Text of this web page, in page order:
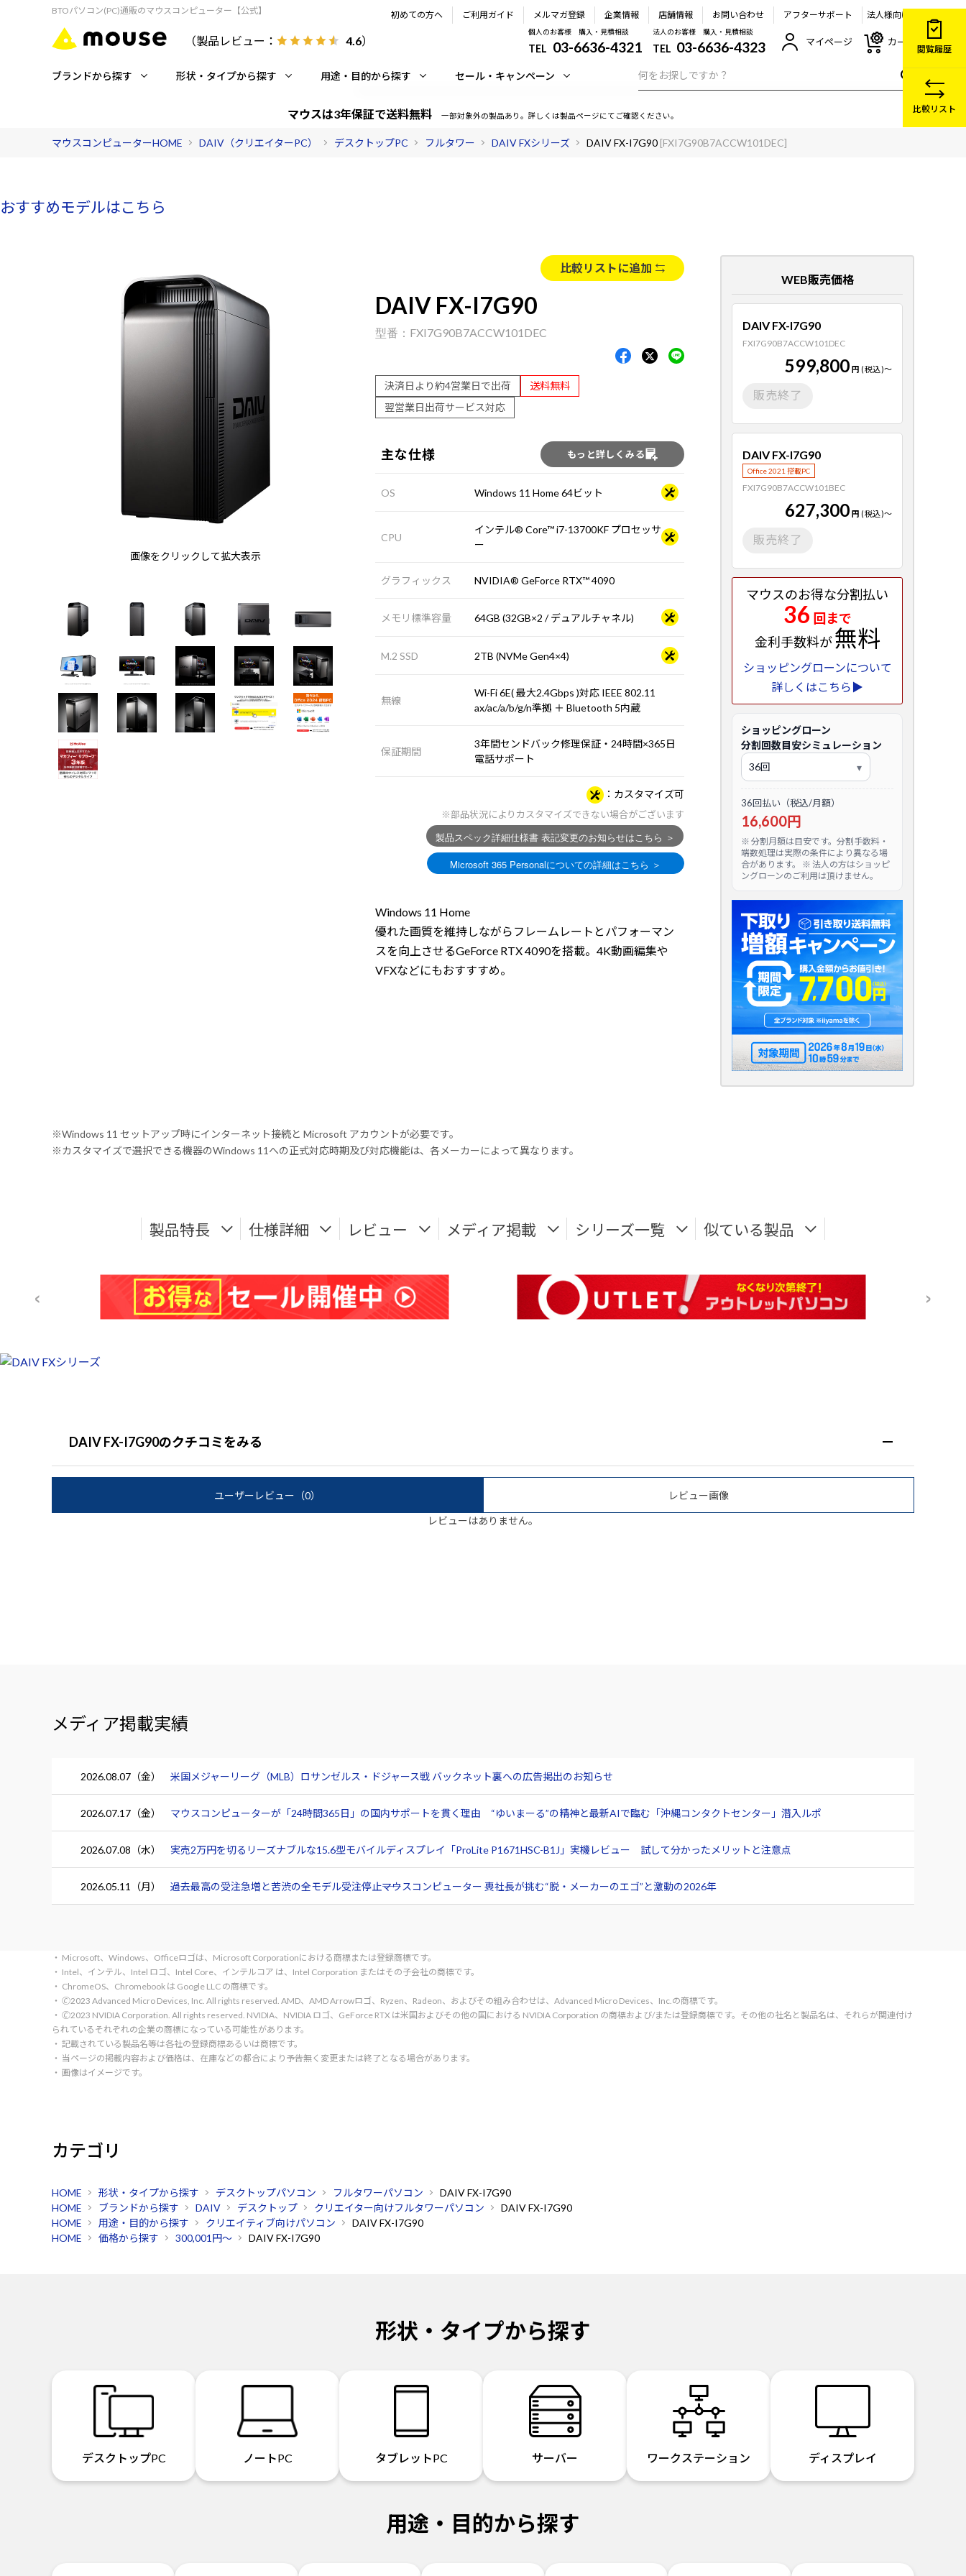
BTOパソコン(PC)通販のマウスコンピューター【公式】
（製品レビュー： 4.6）
初めての方へ ご利用ガイド メルマガ登録 企業情報 店舗情報 お問い合わせ アフターサポート 法人様向け
個人のお客様 購入・見積相談
TEL 03-6636-4321
法人のお客様 購入・見積相談
TEL 03-6636-4323 マイページ カート
ブランドから探す 形状・タイプから探す 用途・目的から探す セール・キャンペーン
マウスは3年保証で送料無料 一部対象外の製品あり。詳しくは製品ページにてご確認ください。
マウスコンピューターHOME DAIV（クリエイターPC） デスクトップPC フルタワー DAIV FXシリーズ DAIV FX-I7G90 [FXI7G90B7ACCW101DEC]
おすすめモデルはこちら
画像をクリックして拡大表示
比較リストに追加
DAIV FX-I7G90
FXI7G90B7ACCW101DEC
決済日より約4営業日で出荷
送料無料
翌営業日出荷サービス対応
主な仕様 もっと詳しくみる
OS Windows 11 Home 64ビット
CPU
インテル® Core™ i7-13700KF プロセッサ
ー
グラフィックス NVIDIA® GeForce RTX™ 4090
メモリ標準容量 64GB (32GB×2 / デュアルチャネル)
M.2 SSD 2TB (NVMe Gen4×4)
無線
Wi-Fi 6E( 最大2.4Gbps )対応 IEEE 802.11
ax/ac/a/b/g/n準拠 ＋ Bluetooth 5内蔵
保証期間
3年間センドバック修理保証・24時間×365日
電話サポート
カスタマイズ可
※部品状況によりカスタマイズできない場合がございます
Windows 11 Home
優れた画質を維持しながらフレームレートとパフォーマン
スを向上させるGeForce RTX 4090を搭載。4K動画編集や
VFXなどにもおすすすめ。
WEB販売価格
DAIV FX-I7G90
FXI7G90B7ACCW101DEC
599,800 円 (税込)～
販売終了
DAIV FX-I7G90
Office 2021 搭載PC
FXI7G90B7ACCW101BEC
627,300 円 (税込)～
販売終了
マウスのお得な分割払い
36 回まで
金利手数料が無料
ショッピングローンについて
詳しくはこちら▶
ショッピングローン
分割回数目安シミュレーション
36回払い（税込/月額）
16,600円
※ 分割月額は目安です。分割手数料・
端数処理は実際の条件により異なる場
合があります。 ※ 法人の方はショッピ
ングローンのご利用は頂けません。
※Windows 11 セットアップ時にインターネット接続と Microsoft アカウントが必要です。
※カスタマイズで選択できる機器のWindows 11への正式対応時期及び対応機能は、各メーカーによって異なります。
製品特長 仕様詳細 レビュー メディア掲載 シリーズ一覧 似ている製品
DAIV FX-I7G90のクチコミをみる
ユーザーレビュー （0） レビュー画像
レビューはありません。
メディア掲載実績
2026.08.07（金） 米国メジャーリーグ（MLB）ロサンゼルス・ドジャース戦 バックネット裏への広告掲出のお知らせ
2026.07.17（金） マウスコンピューターが「24時間365日」の国内サポートを貫く理由 “ゆいまーる”の精神と最新AIで臨む「沖縄コンタクトセンター」潜入ルポ
2026.07.08（水） 実売2万円を切るリーズナブルな15.6型モバイルディスプレイ「ProLite P1671HSC-B1J」実機レビュー 試して分かったメリットと注意点
2026.05.11（月） 過去最高の受注急増と苦渋の全モデル受注停止――マウスコンピューター 軣社長が挑む“脱・メーカーのエゴ”と激動の2026年
・ Microsoft、Windows、Officeロゴは、Microsoft Corporationにおける商標または登録商標です。
・ Intel、インテル、Intel ロゴ、Intel Core、インテルコア は、Intel Corporation またはその子会社の商標です。
・ ChromeOS、Chromebook は Google LLC の商標です。
・ 🄫2023 Advanced Micro Devices, Inc. All rights reserved. AMD、AMD Arrowロゴ、Ryzen、Radeon、およびその組み合わせは、Advanced Micro Devices、Inc.の商標です。
・ 🄫2023 NVIDIA Corporation. All rights reserved. NVIDIA、NVIDIA ロゴ、GeForce RTX は米国およびその他の国における NVIDIA Corporation の商標および/または登録商標です。その他の社名と製品名は、それらが関連付け
られているそれぞれの企業の商標になっている可能性があります。
・ 記載されている製品名等は各社の登録商標あるいは商標です。
・ 当ページの掲載内容および価格は、在庫などの都合により予告無く変更または終了となる場合があります。
・ 画像はイメージです。
カテゴリ
HOME 形状・タイプから探す デスクトップパソコン フルタワーパソコン
DAIV FX-I7G90
HOME
ブランドから探す DAIV デスクトップ クリエイター向けフルタワーパソコン
DAIV FX-I7G90
HOME
用途・目的から探す クリエイティブ向けパソコン
DAIV FX-I7G90
HOME
価格から探す 300,001円～ DAIV FX-I7G90
形状・タイプから探す
デスクトップPC ノートPC タブレットPC サーバー ワークステーション ディスプレイ
用途・目的から探す
閲覧履歴
比較リスト